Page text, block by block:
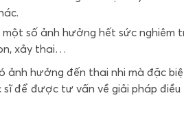
một số ảnh hưởng hết sức nghiêm
xảy thai…
ảnh hưởng đến thai nhi mà đặc
sĩ để được tư vấn về giải pháp điều